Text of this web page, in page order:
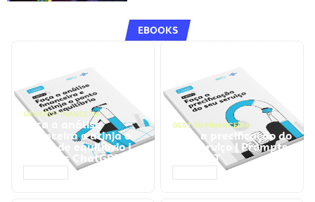
EBOOKS
GESTÃO FINANCEIRA
Faça a análise
financeira e atinja o
ponto de equilíbrio |
Prompts ChatGPT
GESTÃO FINANCEIRA
Faça a precificação do
seu serviço | Prompts
ChatGPT